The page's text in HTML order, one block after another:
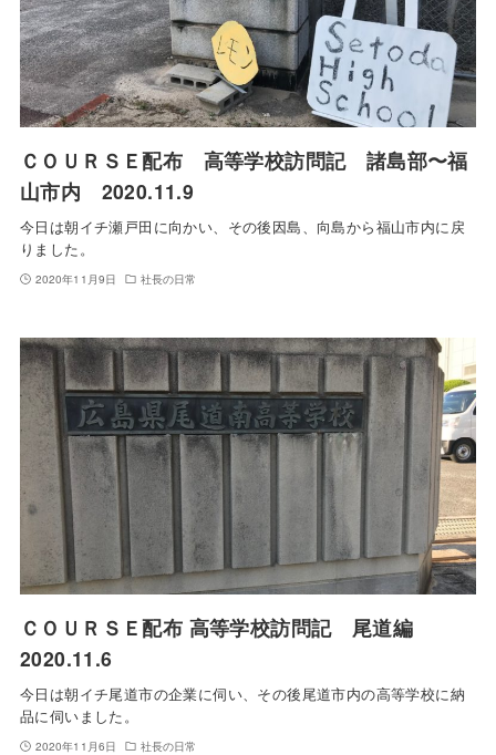
ＣＯＵＲＳＥ配布 高等学校訪問記 諸島部〜福
山市内 2020.11.9
今日は朝イチ瀬戸田に向かい、その後因島、向島から福山市内に戻
りました。
2020年11月9日 社長の日常
ＣＯＵＲＳＥ配布 高等学校訪問記 尾道編
2020.11.6
今日は朝イチ尾道市の企業に伺い、その後尾道市内の高等学校に納
品に伺いました。
2020年11月6日 社長の日常